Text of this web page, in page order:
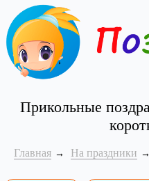
Прикольные
Главная На праздники